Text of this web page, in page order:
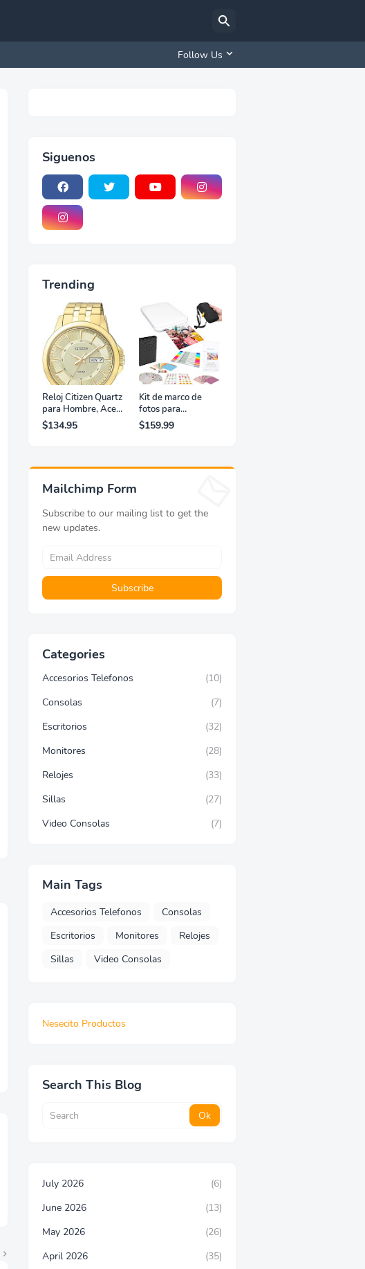
Follow Us
Siguenos
Trending
Reloj Citizen Quartz
para Hombre, Acero
Inoxidable, Clásico,
Dorado
$134.95
Kit de marco de
fotos para
impresora portátil
de fotografías y
$159.99
Mailchimp Form
Subscribe to our mailing list to get the
new updates.
Categories
Accesorios Telefonos
(10)
Consolas
(7)
Escritorios
(32)
Monitores
(28)
Relojes
(33)
Sillas
(27)
Video Consolas
(7)
Main Tags
Accesorios Telefonos
Consolas
Escritorios
Monitores
Relojes
Sillas
Video Consolas
Nesecito Productos
Search This Blog
July 2026
(6)
June 2026
(13)
May 2026
(26)
April 2026
(35)